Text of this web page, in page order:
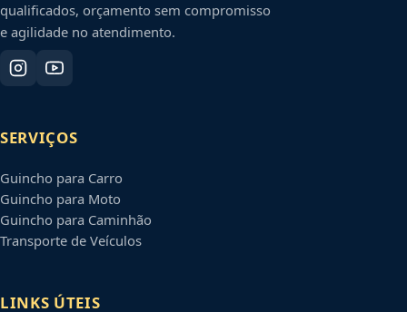
qualificados, orçamento sem compromisso
e agilidade no atendimento.
SERVIÇOS
Guincho para Carro
Guincho para Moto
Guincho para Caminhão
Transporte de Veículos
LINKS ÚTEIS